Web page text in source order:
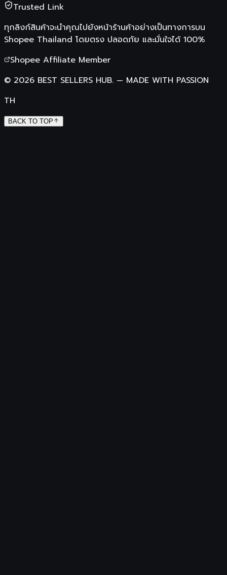
Trusted Link
ทุกลิงก์สินค้าจะนำคุณไปยังหน้าร้านค้าอย่างเป็นทางการบน
Shopee Thailand โดยตรง ปลอดภัย และมั่นใจได้ 100%
Shopee Affiliate Member
© 2026 BEST SELLERS HUB. — MADE WITH PASSION
TH
BACK TO TOP